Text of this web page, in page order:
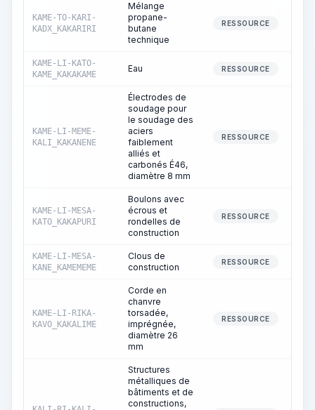
KAME-TO-KARI-
KADX_KAKARIRI
Mélange
propane-
butane
technique
RESSOURCE
KAME-LI-KATO-
KAME_KAKAKAME
Eau RESSOURCE
KAME-LI-MEME-
KALI_KAKANENE
Électrodes de
soudage pour
le soudage des
aciers
faiblement
alliés et
carbonés É46,
diamètre 8 mm
RESSOURCE
KAME-LI-MESA-
KATO_KAKAPURI
Boulons avec
écrous et
rondelles de
construction
RESSOURCE
KAME-LI-MESA-
KANE_KAMEMEME
Clous de
construction
RESSOURCE
KAME-LI-RIKA-
KAVO_KAKALIME
Corde en
chanvre
torsadée,
imprégnée,
diamètre 26
mm
RESSOURCE
Structures
métalliques de
bâtiments et de
constructions,